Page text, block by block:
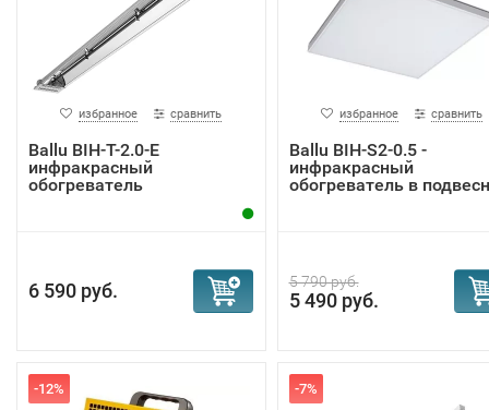
избранное сравнить
Ballu BIH-T-2.0-E
инфракрасный
обогреватель
6 590 руб.
избранное сравнить
Ballu BIH-S2-0.5 -
инфракрасный
обогреватель в
5 790 руб.
5 490 руб.
-12% -7%